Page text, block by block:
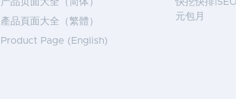
產品頁面大全（繁體）
Product Page (English)
元包月